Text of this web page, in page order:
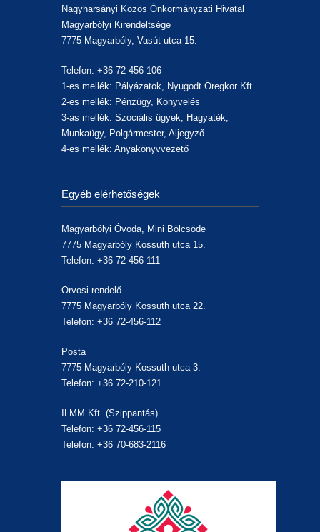
Nagyharsányi Közös Önkormányzati Hivatal
Magyarbólyi Kirendeltsége
7775 Magyarbóly, Vasút utca 15.
Telefon: +36 72-456-106
1-es mellék: Pályázatok, Nyugodt Öregkor Kft
2-es mellék: Pénzügy, Könyvelés
3-as mellék: Szociális ügyek, Hagyaték,
Munkaügy, Polgármester, Aljegyző
4-es mellék: Anyakönyvvezető
Egyéb elérhetőségek
Magyarbólyi Óvoda, Mini Bölcsöde
7775 Magyarbóly Kossuth utca 15.
Telefon: +36 72-456-111
Orvosi rendelő
7775 Magyarbóly Kossuth utca 22.
Telefon: +36 72-456-112
Posta
7775 Magyarbóly Kossuth utca 3.
Telefon: +36 72-210-121
ILMM Kft. (Szippantás)
Telefon: +36 72-456-115
Telefon: +36 70-683-2116